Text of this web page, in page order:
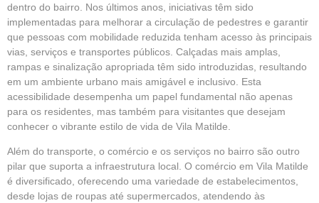
dentro do bairro. Nos últimos anos, iniciativas têm sido
implementadas para melhorar a circulação de pedestres e garantir
que pessoas com mobilidade reduzida tenham acesso às principais
vias, serviços e transportes públicos. Calçadas mais amplas,
rampas e sinalização apropriada têm sido introduzidas, resultando
em um ambiente urbano mais amigável e inclusivo. Esta
acessibilidade desempenha um papel fundamental não apenas
para os residentes, mas também para visitantes que desejam
conhecer o vibrante estilo de vida de Vila Matilde.
Além do transporte, o comércio e os serviços no bairro são outro
pilar que suporta a infraestrutura local. O comércio em Vila Matilde
é diversificado, oferecendo uma variedade de estabelecimentos,
desde lojas de roupas até supermercados, atendendo às